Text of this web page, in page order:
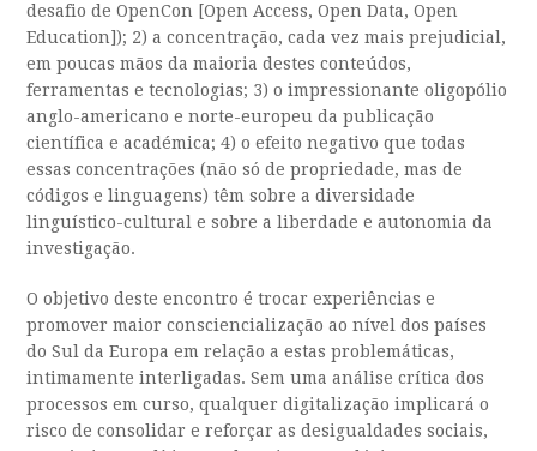
desafio de OpenCon [Open Access, Open Data, Open
Education]); 2) a concentração, cada vez mais prejudicial,
em poucas mãos da maioria destes conteúdos,
ferramentas e tecnologias; 3) o impressionante oligopólio
anglo-americano e norte-europeu da publicação
científica e académica; 4) o efeito negativo que todas
essas concentrações (não só de propriedade, mas de
códigos e linguagens) têm sobre a diversidade
linguístico-cultural e sobre a liberdade e autonomia da
investigação.
O objetivo deste encontro é trocar experiências e
promover maior consciencialização ao nível dos países
do Sul da Europa em relação a estas problemáticas,
intimamente interligadas. Sem uma análise crítica dos
processos em curso, qualquer digitalização implicará o
risco de consolidar e reforçar as desigualdades sociais,